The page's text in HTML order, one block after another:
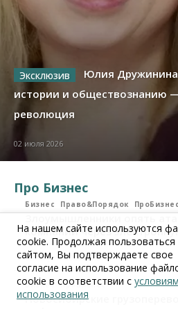
Юлия
истории и обществознанию
революция
02 июля 2026
Про Бизнес
Бизнес Право&Порядок ПроБизнес
компании через
06 августа 2026, 11:00
Бизнес ПроБизнес
Новосибирские
На нашем сайте используются
cookie. Продолжая пользоваться
сайтом, Вы подтверждаете свое
согласие на использование
cookie в соответствии с
использования